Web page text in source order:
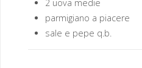
2 uova medie
parmigiano a piacere
sale e pepe q.b.